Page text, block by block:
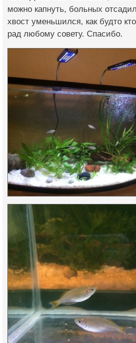
можно капнуть, больных
хвост уменьшился, как будто
рад любому совету. Спасибо.